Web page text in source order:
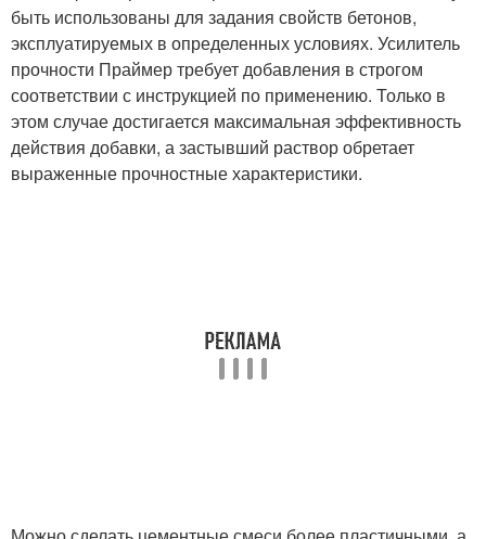
быть использованы для задания свойств бетонов,
эксплуатируемых в определенных условиях. Усилитель
прочности Праймер требует добавления в строгом
соответствии с инструкцией по применению. Только в
этом случае достигается максимальная эффективность
действия добавки, а застывший раствор обретает
выраженные прочностные характеристики.